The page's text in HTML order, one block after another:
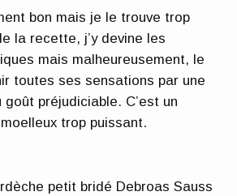
bon mais je le trouve trop
la recette, j’y devine les
mais malheureusement, le
toutes ses sensations par une
préjudiciable. C’est un
trop puissant.
petit bridé Debroas Sauss